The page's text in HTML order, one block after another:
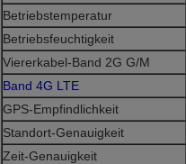
Betriebstemperatur
Betriebsfeuchtigkeit
Viererkabel-Band 2G G/M
Band 4G LTE
GPS-Empfindlichkeit
Standort-Genauigkeit
Zeit-Genauigkeit